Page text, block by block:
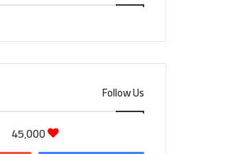
Follow Us
45٬000